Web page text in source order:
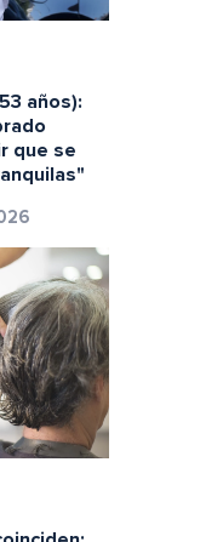
años):
que se